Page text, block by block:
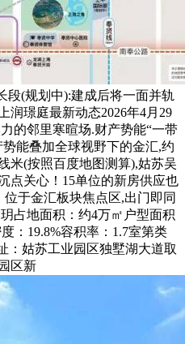
(规划中):建成后将一面并轨
润璟庭最新动态2026年4月29
的邻里寒暄场.财产势能“一带
能叠加全球视野下的金汇,约
米(按照百度地图测算),姑苏吴
点关心！15单位的新房供应也
于金汇板块焦点区,出门即同
占地面积：约4万㎡户型面积
：19.8%容积率：1.7室第类
：姑苏工业园区独墅湖大道取
区新